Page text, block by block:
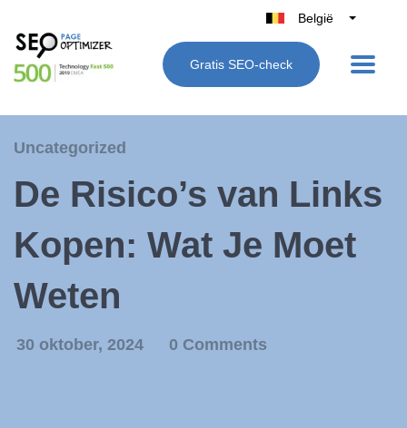
België
Belgique
Nederland
España
Gratis SEO-check
Uncategorized
De Risico’s van Links
Kopen: Wat Je Moet
Weten
30 oktober, 2024 0 Comments